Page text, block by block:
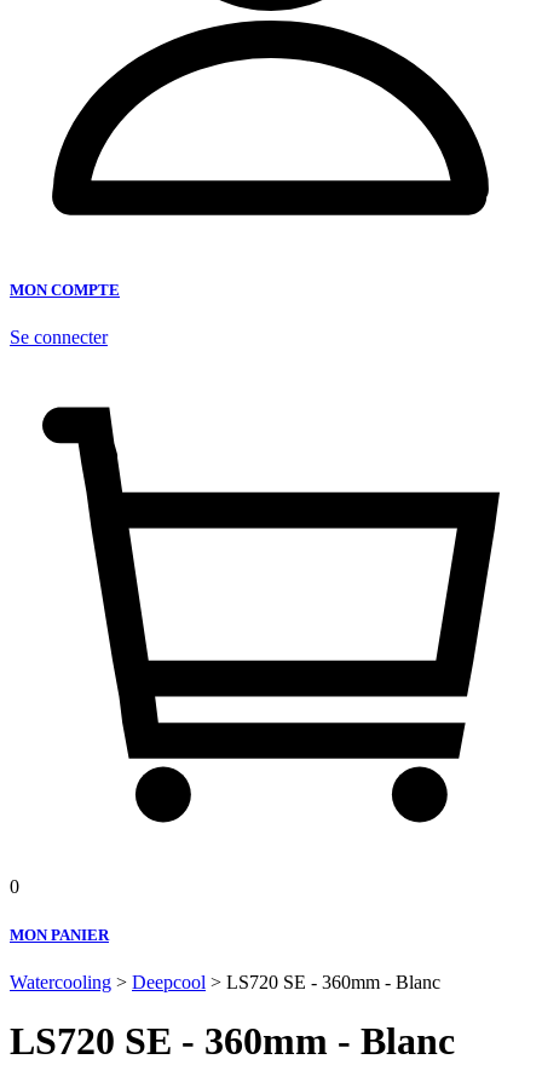
MON COMPTE
Se connecter
0
MON PANIER
Watercooling > Deepcool > LS720 SE - 360mm - Blanc
LS720 SE - 360mm - Blanc